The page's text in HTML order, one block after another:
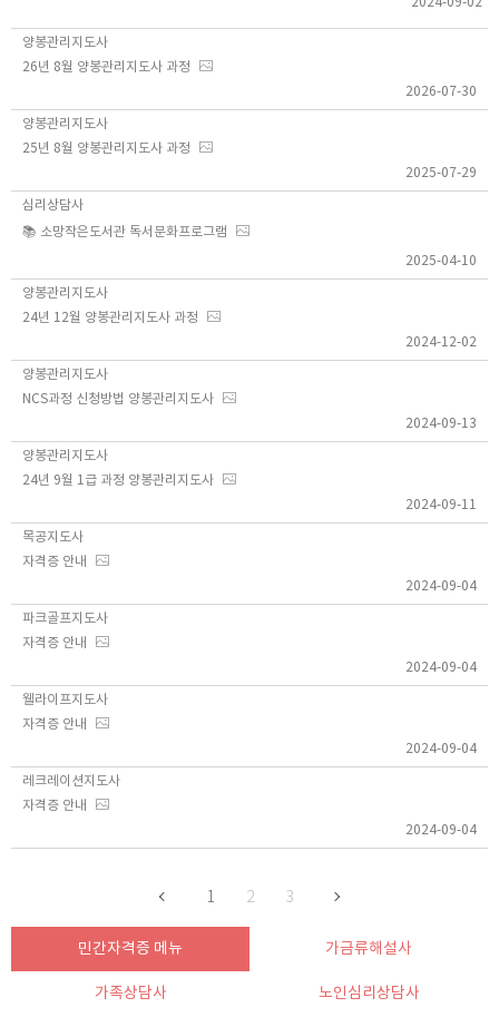
양봉관리지도사
26년 8월 양봉관리지도사 과정
2026-07-30
양봉관리지도사
25년 8월 양봉관리지도사 과정
2025-07-29
심리상담사
📚 소망작은도서관 독서문화프로그램
2025-04-10
양봉관리지도사
24년 12월 양봉관리지도사 과정
2024-12-02
양봉관리지도사
NCS과정 신청방법 양봉관리지도사
2024-09-13
양봉관리지도사
24년 9월 1급 과정 양봉관리지도사
2024-09-11
목공지도사
자격증 안내
2024-09-04
파크골프지도사
자격증 안내
2024-09-04
웰라이프지도사
자격증 안내
2024-09-04
레크레이션지도사
자격증 안내
2024-09-04
1 2 3
민간자격증 메뉴 가금류해설사
가족상담사 노인심리상담사